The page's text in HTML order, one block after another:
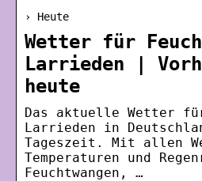
› Heute
Wetter für
Larrieden |
heute
Das aktuelle Wetter für
Larrieden in
Tageszeit. Mit allen
Temperaturen und
Feuchtwangen, …